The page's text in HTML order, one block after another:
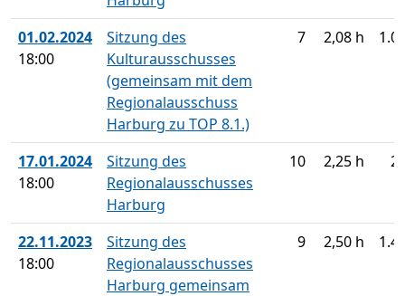
01.02.2024
18:00
Sitzung des
Kulturausschusses
(gemeinsam mit dem
Regionalausschuss
Harburg zu TOP 8.1.)
7 2,08 h
17.01.2024
18:00
Sitzung des
Regionalausschusses
Harburg
10 2,25 h
22.11.2023
18:00
Sitzung des
Regionalausschusses
Harburg gemeinsam
9 2,50 h